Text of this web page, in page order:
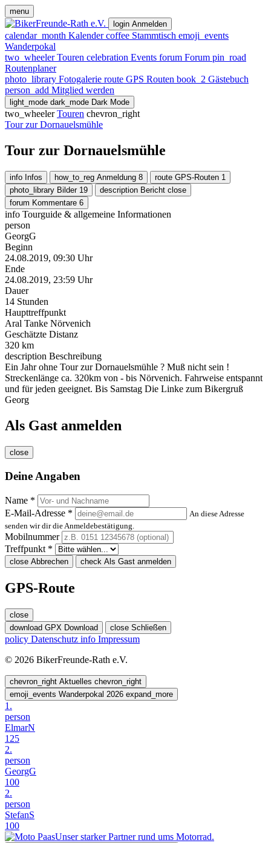
menu
login Anmelden
calendar_month Kalender coffee Stammtisch emoji_events
Wanderpokal
two_wheeler Touren celebration Events forum Forum pin_road
Routenplaner
photo_library Fotogalerie route GPS Routen book_2 Gästebuch
person_add Mitglied werden
light_mode dark_mode Dark Mode
two_wheeler Touren chevron_right
Tour zur Dornauelsmühle
Tour zur Dornauelsmühle
info Infos how_to_reg Anmeldung 8 route GPS-Routen 1
photo_library Bilder 19 description Bericht close
forum Kommentare 6
info Tourguide & allgemeine Informationen
person
GeorgG
Beginn
24.08.2019, 09:30 Uhr
Ende
24.08.2019, 23:59 Uhr
Dauer
14 Stunden
Haupttreffpunkt
Aral Tanke Nörvenich
Geschätzte Distanz
320 km
description Beschreibung
Ein Jahr ohne Tour zur Dornauelsmühle ? Muß nicht sein !
Streckenlänge ca. 320km von - bis Nörvenich. Fahrweise entspannt
und für jeden geeignet. Bis Samstag Die Linke zum Bikergruß
Georg
Als Gast anmelden
close
Deine Angaben
Name *
E-Mail-Adresse *
An diese Adresse
senden wir dir die Anmeldebestätigung.
Mobilnummer
Treffpunkt *
close Abbrechen check Als Gast anmelden
GPS-Route
close
download GPX Download close Schließen
policy Datenschutz info Impressum
© 2026 BikerFreunde-Rath e.V.
chevron_right Aktuelles chevron_right
emoji_events Wanderpokal 2026 expand_more
1.
person
ElmarN
125
2.
person
GeorgG
100
2.
person
StefanS
100
Unser starker Partner rund ums Motorrad.